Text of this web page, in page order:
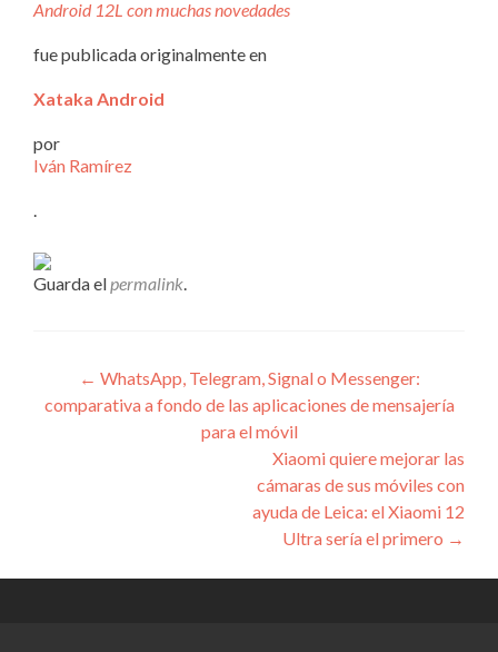
Android 12L con muchas novedades
fue publicada originalmente en
Xataka Android
por
Iván Ramírez
.
Guarda elpermalink.
Navegación
de
← WhatsApp, Telegram, Signal o Messenger:
comparativa a fondo de las aplicaciones de mensajería
para el móvil
Xiaomi quiere mejorar las
cámaras de sus móviles con
ayuda de Leica: el Xiaomi 12
Ultra sería el primero →